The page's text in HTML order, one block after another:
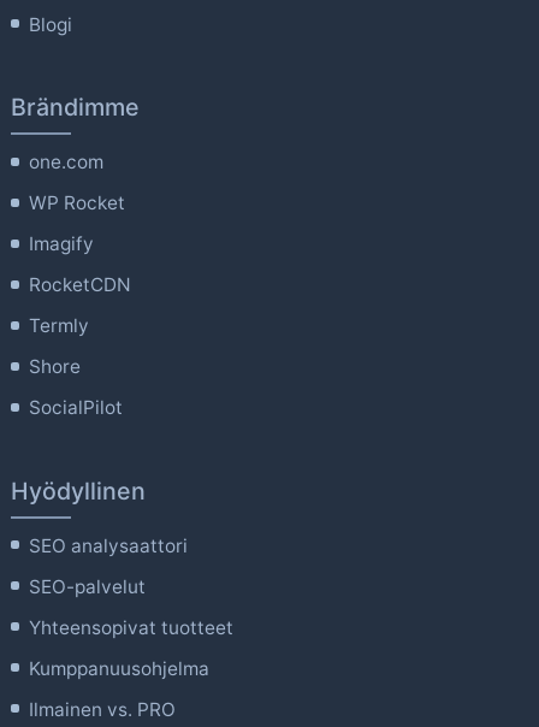
Blogi
Brändimme
one.com
WP Rocket
Imagify
RocketCDN
Termly
Shore
SocialPilot
Hyödyllinen
SEO analysaattori
SEO-palvelut
Yhteensopivat tuotteet
Kumppanuusohjelma
Ilmainen vs. PRO